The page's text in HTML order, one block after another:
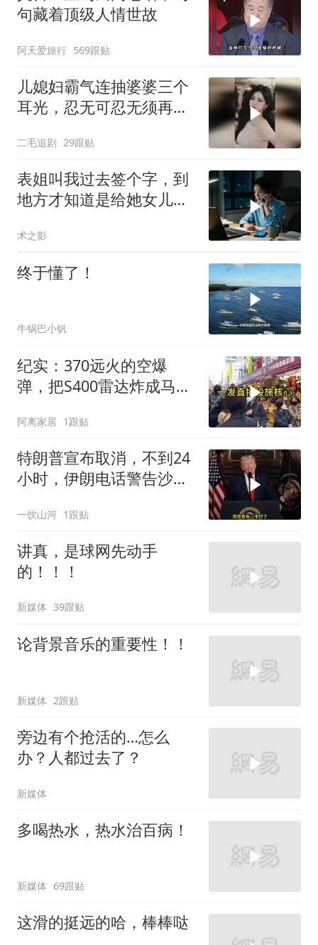
句藏着顶级人情世故
阿天爱旅行 569跟贴
儿媳妇霸气连抽婆婆三个
耳光，忍无可忍无须再
二毛追剧 29跟贴
表姐叫我过去签个字，到
地方才知道是给她女儿婚
术之影
终于懂了！
牛锅巴小钒
纪实：370远火的空爆
弹，把S400雷达炸成马蜂
了
阿离家居 1跟贴
特朗普宣布取消，不到24
小时，伊朗电话警告沙
一饮山河 1跟贴
讲真，是球网先动手
的！！！
新媒体 39跟贴
论背景音乐的重要性！！
新媒体 2跟贴
旁边有个抢活的…怎么
办？人都过去了？
新媒体
多喝热水，热水治百病！
新媒体 69跟贴
这滑的挺远的哈，棒棒哒